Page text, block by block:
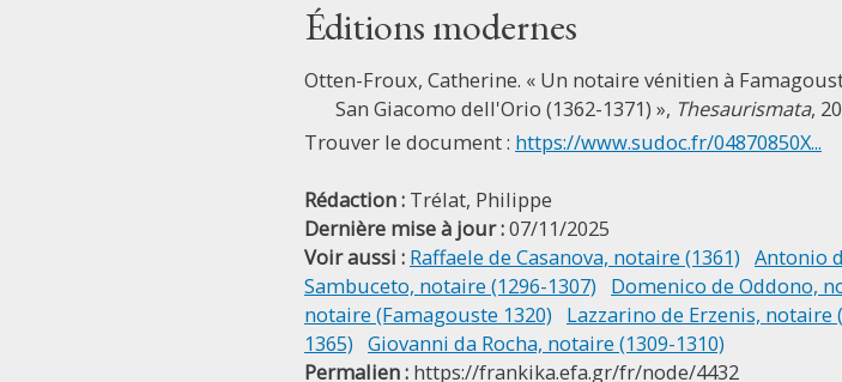
Éditions modernes
Otten-Froux, Catherine. « Un notaire vénitien à
San Giacomo dell'Orio (1362-1371) », Thesaurismata,
Trouver le document : https://www.sudoc.fr/04870850X...
Rédaction : Trélat, Philippe
Dernière mise à jour :07/11/2025
Voir aussi : Raffaele de Casanova, notaire (1361) Antonio
Sambuceto, notaire (1296-1307)
Domenico de Oddono,
notaire (Famagouste 1320)
Lazzarino de Erzenis, notaire
1365) Giovanni da Rocha, notaire (1309-1310)
Permalien : https://frankika.efa.gr/fr/node/4432